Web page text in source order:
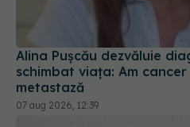
Alina Pușcău dezvăluie
schimbat viața: Am
metastază
07 aug 2026, 12:39